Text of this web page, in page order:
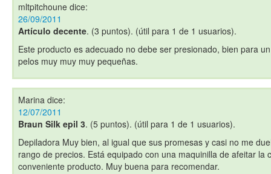
mltpitchoune dice:
26/09/2011
Artículo decente. (3 puntos). (útil para 1 de 1 usuarios).
Este producto es adecuado no debe ser presionado, bien para
pelos muy muy muy pequeñas.
Marina dice:
12/07/2011
Braun Silk epil 3. (5 puntos). (útil para 1 de 1 usuarios).
Depiladora Muy bien, al igual que sus promesas y casi no me
rango de precios. Está equipado con una maquinilla de afeitar la
conveniente producto. Muy buena para recomendar.